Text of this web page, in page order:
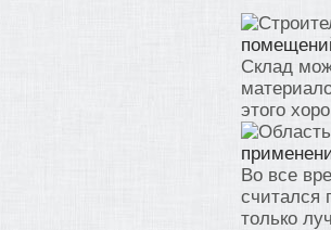
Склад
этого
Во все
считался
только